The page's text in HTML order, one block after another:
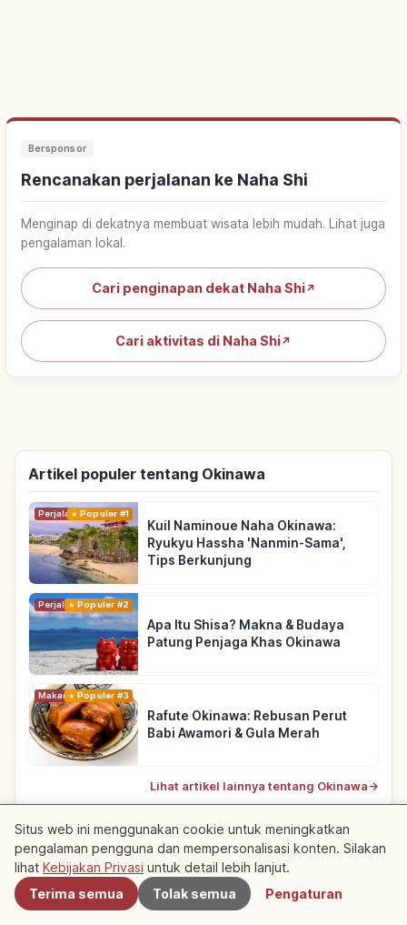
Bersponsor
Rencanakan perjalanan ke Naha Shi
Menginap di dekatnya membuat wisata lebih mudah. Lihat juga
pengalaman lokal.
Cari penginapan dekat Naha Shi↗
Cari aktivitas di Naha Shi↗
Artikel populer tentang Okinawa
PerjalananPopuler #1
Kuil Naminoue Naha Okinawa:
Ryukyu Hassha 'Nanmin-Sama',
Tips Berkunjung
PerjalananPopuler #2
Apa Itu Shisa? Makna & Budaya
Patung Penjaga Khas Okinawa
MakananPopuler #3
Rafute Okinawa: Rebusan Perut
Babi Awamori & Gula Merah
Lihat artikel lainnya tentang Okinawa→
Kumpulan Rute Rekomendasi
Rute yang menampilkan artikel ini
Terdekat
Situs web ini menggunakan cookie untuk meningkatkan
pengalaman pengguna dan mempersonalisasi konten. Silakan
lihat Kebijakan Privasi untuk detail lebih lanjut.
Terima semua
Tolak semua Pengaturan